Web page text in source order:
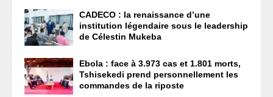
CADECO : la renaissance d’une
institution légendaire sous le leadership
de Célestin Mukeba
Ebola : face à 3.973 cas et 1.801 morts,
Tshisekedi prend personnellement les
commandes de la riposte